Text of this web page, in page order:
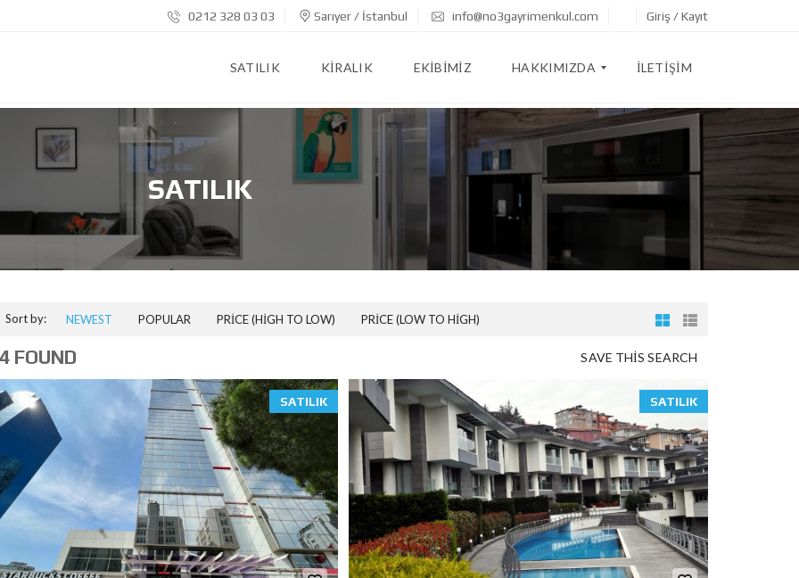
0212 328 03 03 Sarıyer / İstanbul info@no3gayrimenkul.com Giriş / Kayıt
SATILIK KIRALIK EKIBIMIZ HAKKIMIZDA
E
R
S
İLETIŞIM
SATILIK
Sort by: NEWEST POPULAR PRICE (HIGH TO LOW) PRICE (LOW TO HIGH)
SAVE THIS SEARCH
FOUND
SATILIK SATILIK